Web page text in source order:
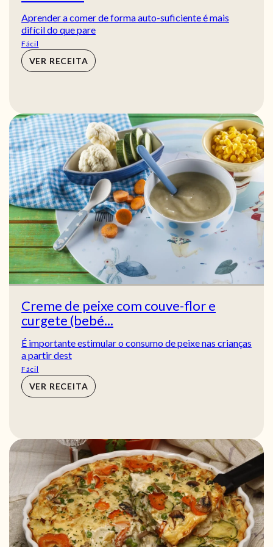
Aprender a comer de forma auto-suficiente é mais
difícil do que pare
Fácil
VER RECEITA
Creme de peixe com couve-flor e
curgete (bebé...
É importante estimular o consumo de peixe nas crianças
a partir dest
Fácil
VER RECEITA